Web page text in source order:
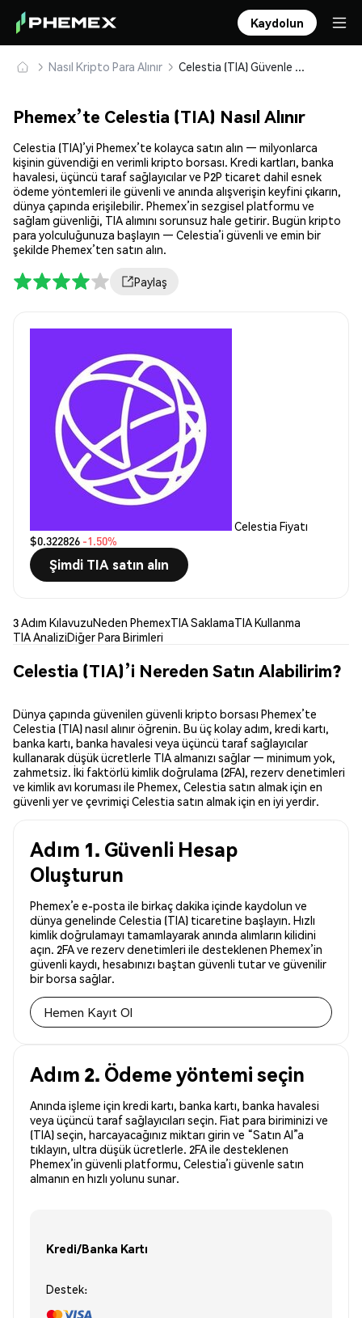
Kaydolun
Nasıl Kripto Para Alınır Celestia (TIA) Güvenle Satın Alın ve Saklayın
Phemex’te Celestia (TIA) Nasıl Alınır
Celestia (TIA)’yi Phemex’te kolayca satın alın — milyonlarca
kişinin güvendiği en verimli kripto borsası. Kredi kartları, banka
havalesi, üçüncü taraf sağlayıcılar ve P2P ticaret dahil esnek
ödeme yöntemleri ile güvenli ve anında alışverişin keyfini çıkarın,
dünya çapında erişilebilir. Phemex’in sezgisel platformu ve
sağlam güvenliği, TIA alımını sorunsuz hale getirir. Bugün kripto
para yolculuğunuza başlayın — Celestia’i güvenli ve emin bir
şekilde Phemex’ten satın alın.
Paylaş
Celestia Fiyatı
$0.322826 -1.50%
Şimdi TIA satın alın
3 Adım KılavuzuNeden PhemexTIA SaklamaTIA Kullanma
TIA AnaliziDiğer Para Birimleri
Celestia (TIA)’i Nereden Satın Alabilirim?
Dünya çapında güvenilen güvenli kripto borsası Phemex’te
Celestia (TIA) nasıl alınır öğrenin. Bu üç kolay adım, kredi kartı,
banka kartı, banka havalesi veya üçüncü taraf sağlayıcılar
kullanarak düşük ücretlerle TIA almanızı sağlar — minimum yok,
zahmetsiz. İki faktörlü kimlik doğrulama (2FA), rezerv denetimleri
ve kimlik avı koruması ile Phemex, Celestia satın almak için en
güvenli yer ve çevrimiçi Celestia satın almak için en iyi yerdir.
Adım 1. Güvenli Hesap
Oluşturun
Phemex’e e-posta ile birkaç dakika içinde kaydolun ve
dünya genelinde Celestia (TIA) ticaretine başlayın. Hızlı
kimlik doğrulamayı tamamlayarak anında alımların kilidini
açın. 2FA ve rezerv denetimleri ile desteklenen Phemex’in
güvenli kaydı, hesabınızı baştan güvenli tutar ve güvenilir
bir borsa sağlar.
Hemen Kayıt Ol
Adım 2. Ödeme yöntemi seçin
Anında işleme için kredi kartı, banka kartı, banka havalesi
veya üçüncü taraf sağlayıcıları seçin. Fiat para biriminizi ve
(TIA) seçin, harcayacağınız miktarı girin ve “Satın Al”a
tıklayın, ultra düşük ücretlerle. 2FA ile desteklenen
Phemex’in güvenli platformu, Celestia’i güvenle satın
almanın en hızlı yolunu sunar.
Kredi/Banka Kartı
Destek: